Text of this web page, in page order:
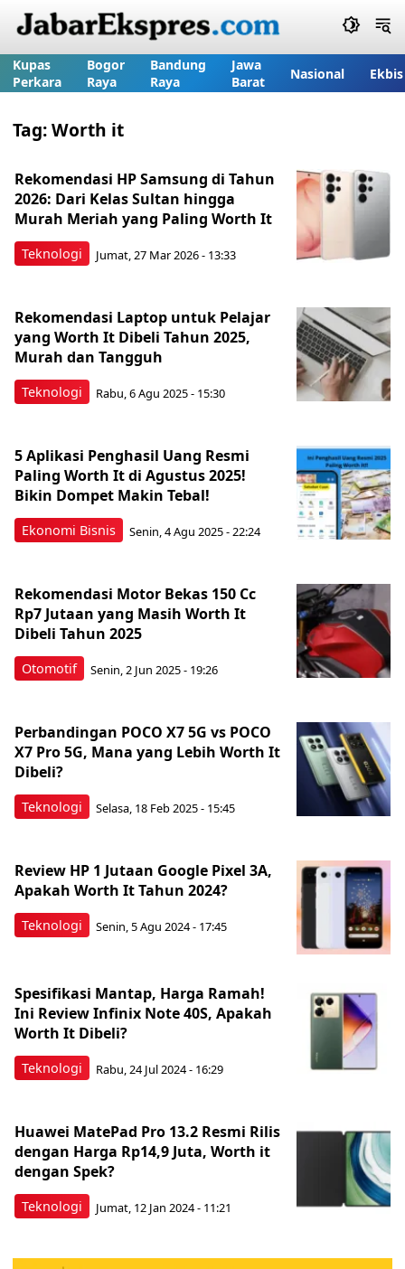
Kupas
Perkara
Bogor
Raya
Bandung
Raya
Jawa
Barat
Nasional Ekbis
Tag:Worth it
Teknologi
Rekomendasi HP Samsung di Tahun
2026: Dari Kelas Sultan hingga
Murah Meriah yang Paling Worth It
Jumat, 27 Mar 2026 - 13:33
Teknologi
Rekomendasi Laptop untuk Pelajar
yang Worth It Dibeli Tahun 2025,
Murah dan Tangguh
Rabu, 6 Agu 2025 - 15:30
Ekonomi Bisnis
5 Aplikasi Penghasil Uang Resmi
Paling Worth It di Agustus 2025!
Bikin Dompet Makin Tebal!
Senin, 4 Agu 2025 - 22:24
Otomotif
Rekomendasi Motor Bekas 150 Cc
Rp7 Jutaan yang Masih Worth It
Dibeli Tahun 2025
Senin, 2 Jun 2025 - 19:26
Teknologi
Perbandingan POCO X7 5G vs POCO
X7 Pro 5G, Mana yang Lebih Worth It
Dibeli?
Selasa, 18 Feb 2025 - 15:45
Teknologi
Review HP 1 Jutaan Google Pixel 3A,
Apakah Worth It Tahun 2024?
Senin, 5 Agu 2024 - 17:45
Teknologi
Spesifikasi Mantap, Harga Ramah!
Ini Review Infinix Note 40S, Apakah
Worth It Dibeli?
Rabu, 24 Jul 2024 - 16:29
Teknologi
Huawei MatePad Pro 13.2 Resmi Rilis
dengan Harga Rp14,9 Juta, Worth it
dengan Spek?
Jumat, 12 Jan 2024 - 11:21